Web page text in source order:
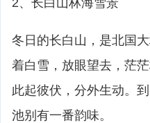
2、长白山林海雪景
冬日的长白山，是北国
着白雪，放眼望去，茫
此起彼伏，分外生动。
池别有一番韵味。